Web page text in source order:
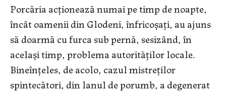
Porcăria acționează numai pe timp de noapte,
încât oamenii din Glodeni, înfricoșați, au ajuns
să doarmă cu furca sub pernă, sesizând, în
acelaşi timp, problema autorităților locale.
Bineînțeles, de acolo, cazul mistreților
spintecători, din lanul de porumb, a degenerat